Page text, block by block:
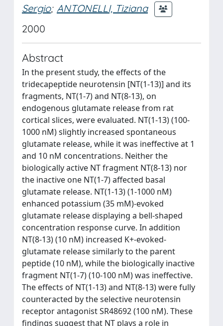
Sergio; ANTONELLI, Tiziana
2000
Abstract
In the present study, the effects of the
tridecapeptide neurotensin [NT(1-13)] and its
fragments, NT(1-7) and NT(8-13), on
endogenous glutamate release from rat
cortical slices, were evaluated. NT(1-13) (100-
1000 nM) slightly increased spontaneous
glutamate release, while it was ineffective at 1
and 10 nM concentrations. Neither the
biologically active NT fragment NT(8-13) nor
the inactive one NT(1-7) affected basal
glutamate release. NT(1-13) (1-1000 nM)
enhanced potassium (35 mM)-evoked
glutamate release displaying a bell-shaped
concentration response curve. In addition
NT(8-13) (10 nM) increased K+-evoked-
glutamate release similarly to the parent
peptide (10 nM), while the biologically inactive
fragment NT(1-7) (10-100 nM) was ineffective.
The effects of NT(1-13) and NT(8-13) were fully
counteracted by the selective neurotensin
receptor antagonist SR48692 (100 nM). These
findings suggest that NT plays a role in